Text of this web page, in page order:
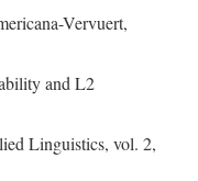
Vervuert,
and L2
Linguistics, vol. 2,